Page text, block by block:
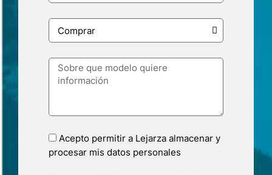
Acepto permitir a Lejarza almacenar y
procesar mis datos personales